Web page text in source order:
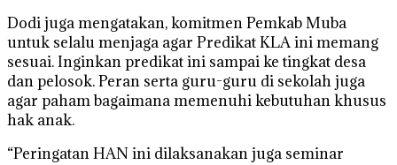
Dodi juga mengatakan, komitmen Pemkab Muba
untuk selalu menjaga agar Predikat KLA ini memang
sesuai. Inginkan predikat ini sampai ke tingkat desa
dan pelosok. Peran serta guru-guru di sekolah juga
agar paham bagaimana memenuhi kebutuhan khusus
hak anak.
“Peringatan HAN ini dilaksanakan juga seminar